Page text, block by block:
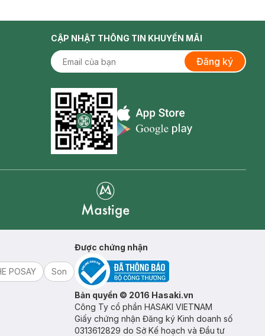
CẬP NHẬT THÔNG TIN KHUYẾN MÃI
Đăng ký
Appstore icon
POSAY Son
Được chứng nhận
Bản quyền © 2016 Hasaki.vn
Công Ty cổ phần HASAKI VIETNAM
Giấy chứng nhận Đăng ký Kinh doanh số
0313612829 do Sở Kế hoạch và Đầu tư